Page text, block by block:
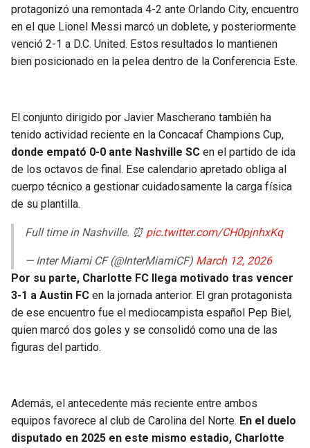
protagonizó una remontada 4-2 ante Orlando City, encuentro
en el que Lionel Messi marcó un doblete, y posteriormente
venció 2-1 a D.C. United. Estos resultados lo mantienen
bien posicionado en la pelea dentro de la Conferencia Este.
El conjunto dirigido por Javier Mascherano también ha
tenido actividad reciente en la Concacaf Champions Cup,
donde empató 0-0 ante Nashville SC en el partido de ida
de los octavos de final. Ese calendario apretado obliga al
cuerpo técnico a gestionar cuidadosamente la carga física
de su plantilla.
Full time in Nashville. ⏰ pic.twitter.com/CH0pjnhxKq
— Inter Miami CF (@InterMiamiCF) March 12, 2026
Por su parte, Charlotte FC llega motivado tras vencer
3-1 a Austin FC en la jornada anterior. El gran protagonista
de ese encuentro fue el mediocampista español Pep Biel,
quien marcó dos goles y se consolidó como una de las
figuras del partido.
Además, el antecedente más reciente entre ambos
equipos favorece al club de Carolina del Norte. En el duelo
disputado en 2025 en este mismo estadio, Charlotte